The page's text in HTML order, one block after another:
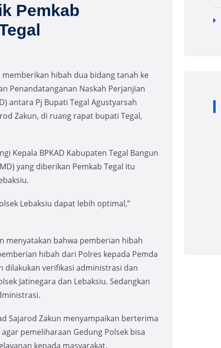
Pemkab
memberikan hibah dua bidang tanah ke
Penandatanganan Naskah Perjanjian
antara Pj Bupati Tegal Agustyarsah
Zakun, di ruang rapat bupati Tegal,
Kepala BPKAD Kabupaten Tegal Bangun
yang diberikan Pemkab Tegal itu
Lebaksiu dapat lebih optimal,”
menyatakan bahwa pemberian hibah
hibah dari Polres kepada Pemda
dilakukan verifikasi administrasi dan
Jatinegara dan Lebaksiu. Sedangkan
Sajarod Zakun menyampaikan berterima
pemeliharaan Gedung Polsek bisa
kepada masyarakat.